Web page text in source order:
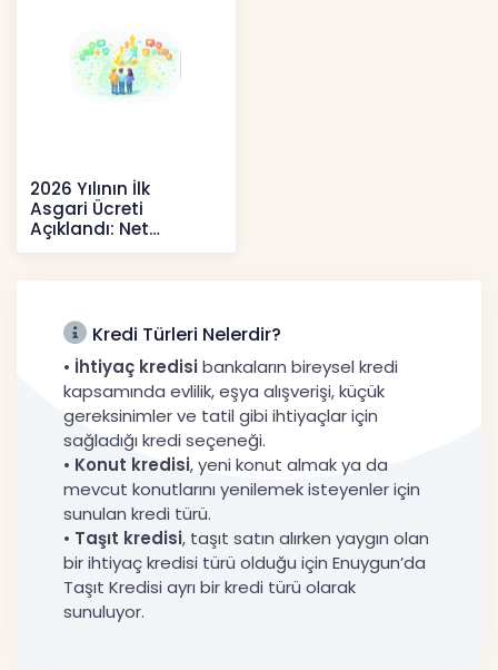
2026 Yılının İlk
Asgari Ücreti
Açıklandı: Net
52.738 TL, Ek Destek
Kredi Türleri Nelerdir?
• İhtiyaç kredisibankaların bireysel kredi
kapsamında evlilik, eşya alışverişi, küçük
gereksinimler ve tatil gibi ihtiyaçlar için
sağladığı kredi seçeneği.
• Konut kredisi, yeni konut almak ya da
mevcut konutlarını yenilemek isteyenler için
sunulan kredi türü.
• Taşıt kredisi, taşıt satın alırken yaygın olan
bir ihtiyaç kredisi türü olduğu için Enuygun’da
Taşıt Kredisi ayrı bir kredi türü olarak
sunuluyor.